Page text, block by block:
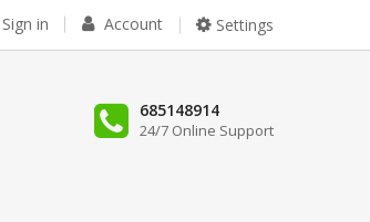
Settings
Account
Sign in
685148914
24/7 Online Support